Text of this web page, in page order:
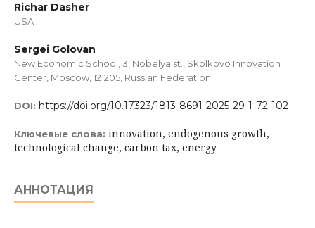
Richar Dasher
USA
Sergei Golovan
New Economic School, 3, Nobelya st., Skolkovo Innovation
Center, Moscow, 121205, Russian Federation
DOI: https://doi.org/10.17323/1813-8691-2025-29-1-72-102
Ключевые слова: innovation, endogenous growth,
technological change, carbon tax, energy
АННОТАЦИЯ